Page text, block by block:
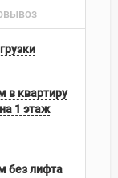
в квартиру
1 этаж
без лифта